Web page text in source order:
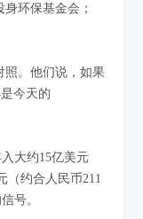
环保基金会；
照。他们说，如果
今天的
大约15亿美元
（约合人民币211
号。